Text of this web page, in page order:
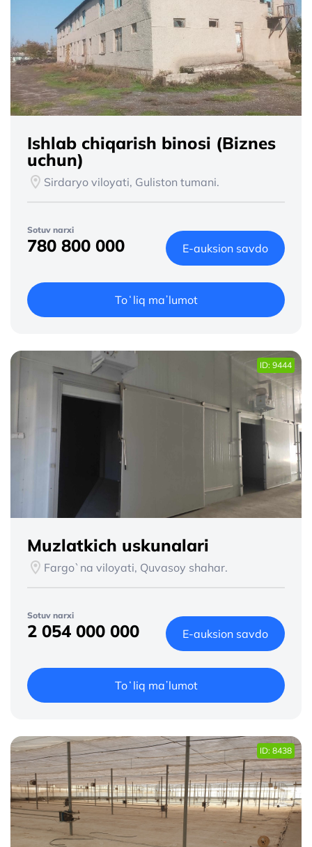
Ishlab chiqarish binosi (Biznes
uchun)
Sirdaryo viloyati, Guliston tumani.
Sotuv narxi
780 800 000 E-auksion savdo
Toʻliq maʼlumot
ID: 9444
Muzlatkich uskunalari
Fargo`na viloyati, Quvasoy shahar.
Sotuv narxi
2 054 000 000 E-auksion savdo
Toʻliq maʼlumot
ID: 8438